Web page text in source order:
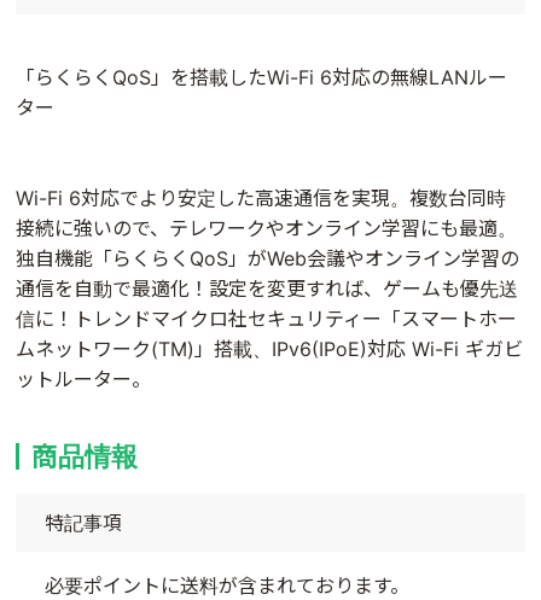
「らくらくQoS」を搭載したWi-Fi 6対応の無線LANルー
ター
Wi-Fi 6対応でより安定した高速通信を実現。複数台同時
接続に強いので、テレワークやオンライン学習にも最適。
独自機能「らくらくQoS」がWeb会議やオンライン学習の
通信を自動で最適化！設定を変更すれば、ゲームも優先送
信に！トレンドマイクロ社セキュリティー「スマートホー
ムネットワーク(TM)」搭載、IPv6(IPoE)対応 Wi-Fi ギガビ
ットルーター。
商品情報
特記事項
必要ポイントに送料が含まれております。